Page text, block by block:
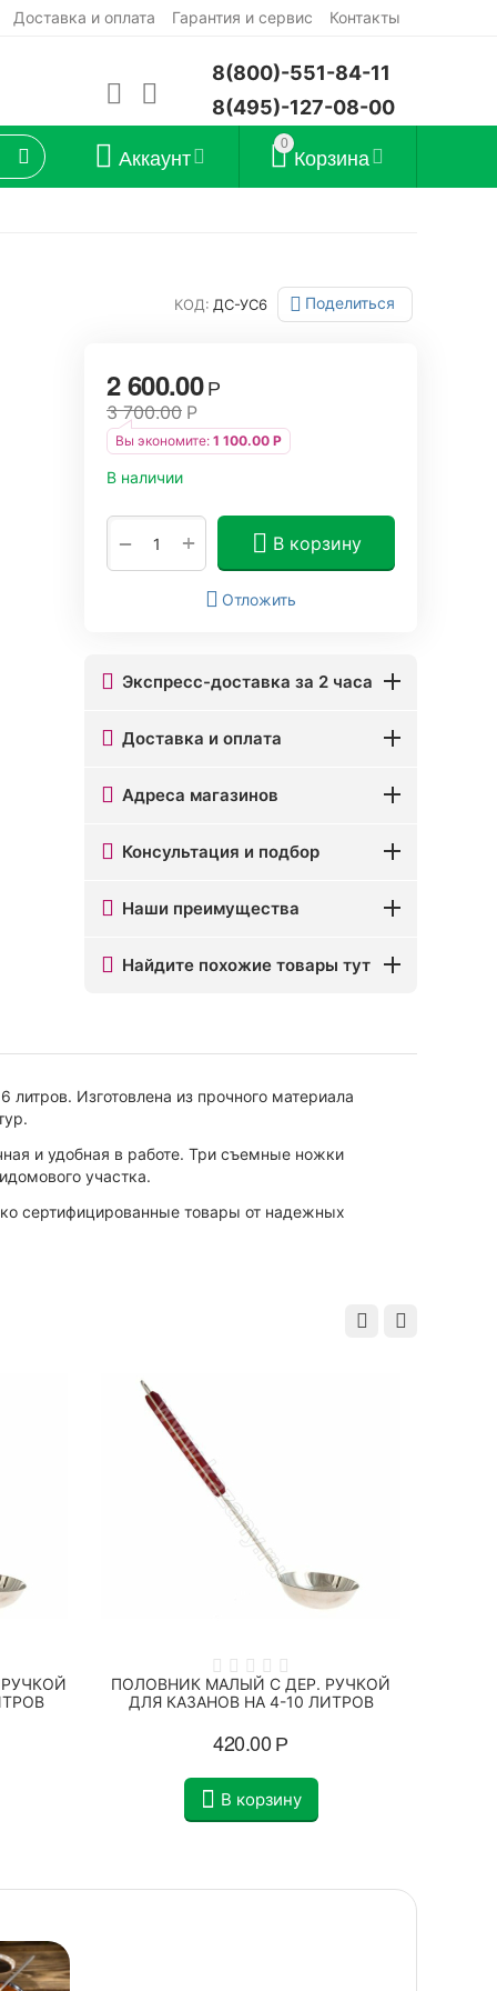
Доставка и оплата Гарантия и сервис Контакты
8(800)-551-84-11
8(495)-127-08-00
0 Корзина
Аккаунт
КОД: ДС-УС6 Поделиться
2 600.00Р
3 700.00 Р
Вы экономите: 1 100.00 Р
В наличии
+
− В корзину
Отложить
Экспресс-доставка за 2 часа
Доставка и оплата
Адреса магазинов
Консультация и подбор
Наши преимущества
Найдите похожие товары тут
Изготовлена из прочного материала
и удобная в работе. Три съемные ножки
участка.
сертифицированные товары от надежных
ПОЛОВНИК МАЛЫЙ С ДЕР. РУЧКОЙ
ДЛЯ КАЗАНОВ НА 4-10 ЛИТРОВ
420.00Р
В корзину